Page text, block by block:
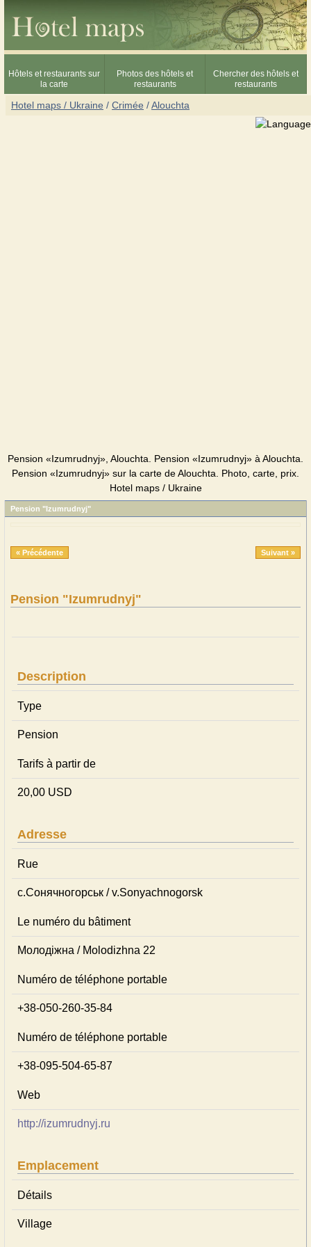
Hôtels et restaurants sur
la carte
Photos des hôtels et
restaurants
Chercher des hôtels et
restaurants
Hotel maps / Ukraine / Crimée /Alouchta
Pension «Izumrudnyj», Alouchta. Pension «Izumrudnyj» à Alouchta.
Pension «Izumrudnyj» sur la carte de Alouchta. Photo, carte, prix.
Hotel maps / Ukraine
Pension "Izumrudnyj"
« Précédente Suivant »
Pension "Izumrudnyj"
Description
Type
Pension
Tarifs à partir de
20,00 USD
Adresse
Rue
с.Сонячногорськ / v.Sonyachnogorsk
Le numéro du bâtiment
Молодіжна / Molodizhna 22
Numéro de téléphone portable
+38-050-260-35-84
Numéro de téléphone portable
+38-095-504-65-87
Web
http://izumrudnyj.ru
Emplacement
Détails
Village